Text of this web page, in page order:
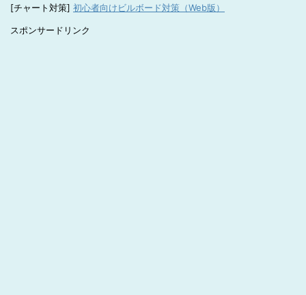
[チャート対策] 初心者向けビルボード対策（Web版）
スポンサードリンク